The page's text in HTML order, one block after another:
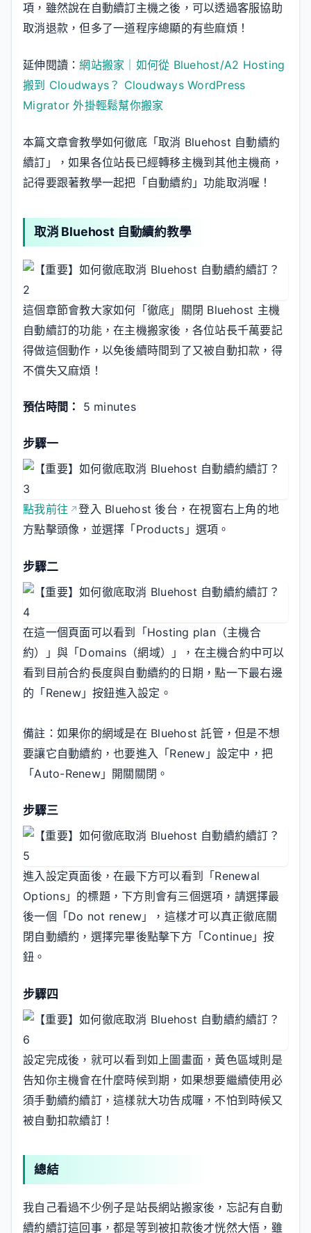
項，雖然說在自動續訂主機之後，可以透過客服協助
取消退款，但多了一道程序總顯的有些麻煩！
延伸閱讀：網站搬家｜如何從 Bluehost/A2 Hosting
搬到 Cloudways？ Cloudways WordPress
Migrator 外掛輕鬆幫你搬家
本篇文章會教學如何徹底「取消 Bluehost 自動續約
續訂」，如果各位站長已經轉移主機到其他主機商，
記得要跟著教學一起把「自動續約」功能取消喔！
取消 Bluehost 自動續約教學
這個章節會教大家如何「徹底」關閉 Bluehost 主機
自動續訂的功能，在主機搬家後，各位站長千萬要記
得做這個動作，以免後續時間到了又被自動扣款，得
不償失又麻煩！
預估時間： 5 minutes
步驟一
點我前往
登入 Bluehost 後台，在視窗右上角的地
方點擊頭像，並選擇「Products」選項。
步驟二
在這一個頁面可以看到「Hosting plan（主機合
約）」與「Domains（網域）」，在主機合約中可以
看到目前合約長度與自動續約的日期，點一下最右邊
的「Renew」按鈕進入設定。
備註：如果你的網域是在 Bluehost 託管，但是不想
要讓它自動續約，也要進入「Renew」設定中，把
「Auto-Renew」開關關閉。
步驟三
進入設定頁面後，在最下方可以看到「Renewal
Options」的標題，下方則會有三個選項，請選擇最
後一個「Do not renew」，這樣才可以真正徹底關
閉自動續約，選擇完畢後點擊下方「Continue」按
鈕。
步驟四
設定完成後，就可以看到如上圖畫面，黃色區域則是
告知你主機會在什麼時候到期，如果想要繼續使用必
須手動續約續訂，這樣就大功告成囉，不怕到時候又
被自動扣款續訂！
總結
我自己看過不少例子是站長網站搬家後，忘記有自動
續約續訂這回事，都是等到被扣款後才恍然大悟，雖